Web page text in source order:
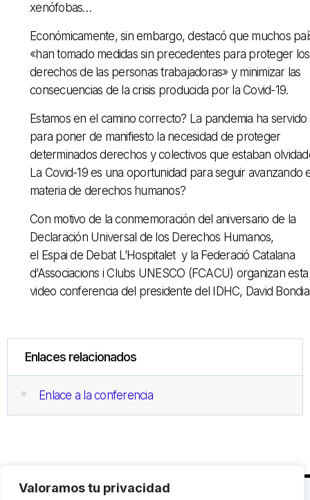
Valoramos tu privacidad
xenófobas…
Económicamente, sin embargo, destacó que muchos
«han tomado medidas sin precedentes para proteger los
derechos de las personas trabajadoras» y minimizar las
consecuencias de la crisis producida por la Covid-19.
Estamos en el camino correcto? La pandemia ha servido
para poner de manifiesto la necesidad de proteger
determinados derechos y colectivos que estaban
La Covid-19 es una oportunidad para seguir avanzando
materia de derechos humanos?
Con motivo de la conmemoración del aniversario de la
Declaración Universal de los Derechos Humanos,
el Espai de Debat L’Hospitalet y la Federació Catalana
d’Associacions i Clubs UNESCO (FCACU) organizan esta
video conferencia del presidente del IDHC, David
Enlaces relacionados
Enlace a la conferencia